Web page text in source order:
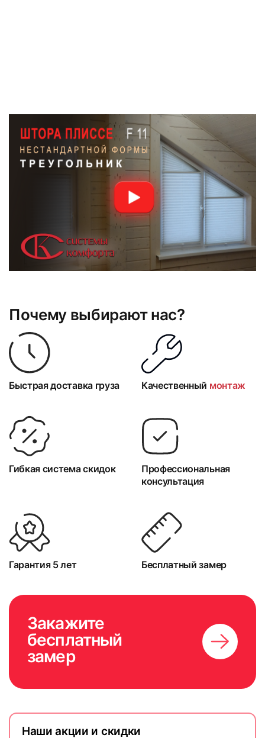
Наши акции и скидки
Почему выбирают нас?
Быстрая доставка груза Качественный монтаж
Гибкая система скидок
Профессиональная
консультация
Гарантия 5 лет Бесплатный замер
Закажите
бесплатный
замер